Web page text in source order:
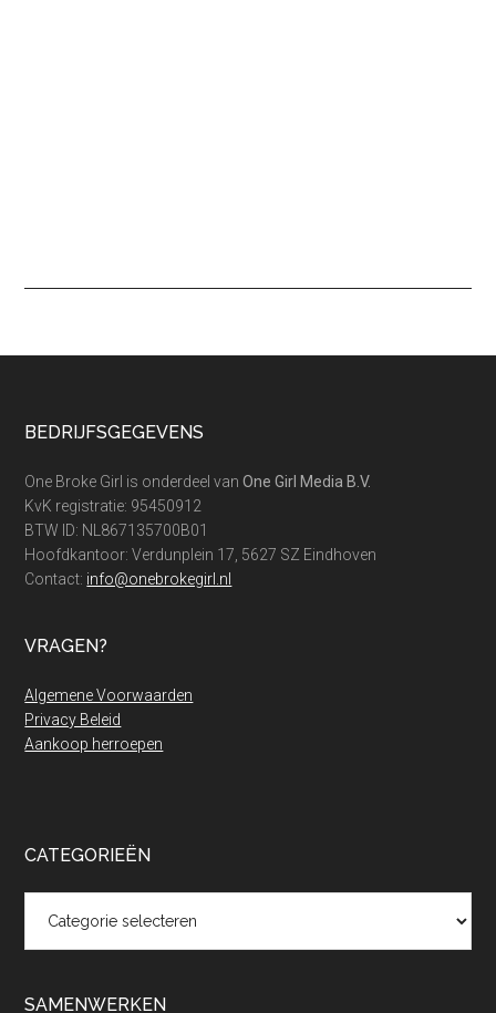
Footer
BEDRIJFSGEGEVENS
One Broke Girl is onderdeel vanOne Girl Media B.V.
KvK registratie: 95450912
BTW ID: NL867135700B01
Hoofdkantoor: Verdunplein 17, 5627 SZ Eindhoven
Contact: info@onebrokegirl.nl
VRAGEN?
Algemene Voorwaarden
Privacy Beleid
Aankoop herroepen
CATEGORIEËN
SAMENWERKEN